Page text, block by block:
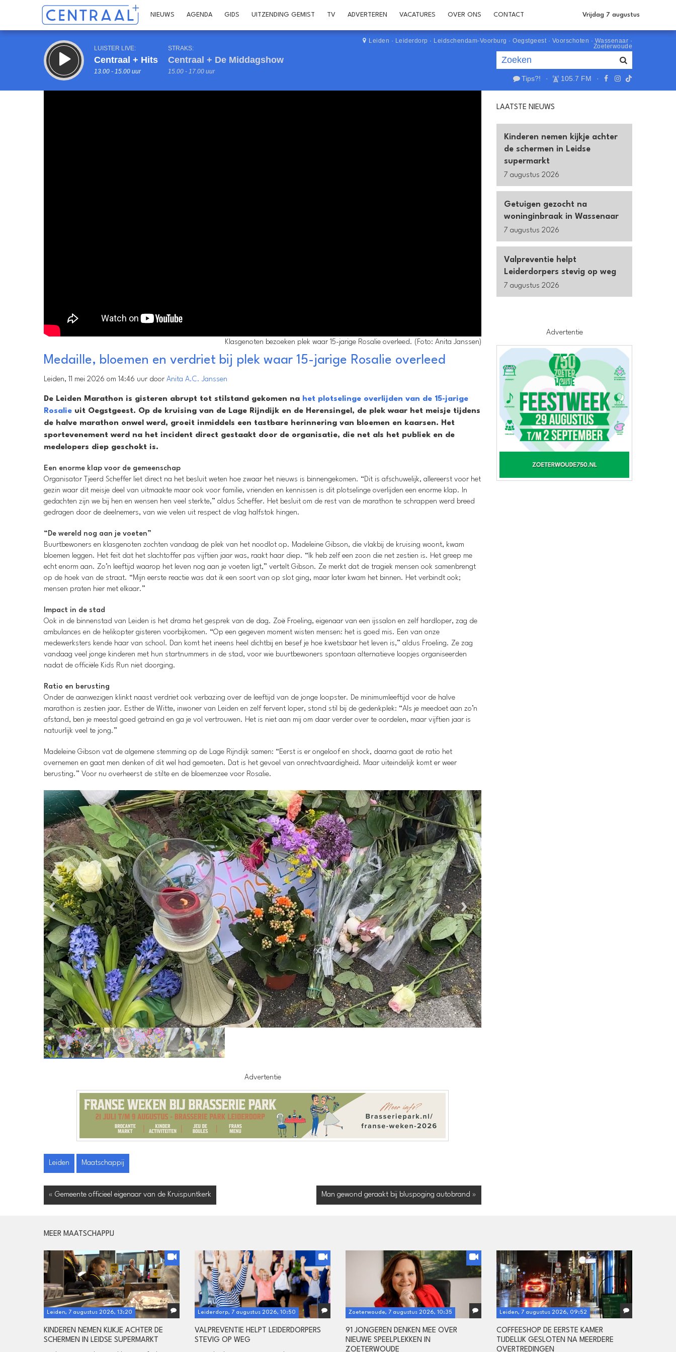
NIEUWS AGENDA GIDS UITZENDING GEMIST TV ADVERTEREN VACATURES OVER ONS CONTACT Vrijdag 7 augustus
LUISTER LIVE:
Centraal + Hits
13.00 - 15.00 uur
STRAKS:
Centraal + De Middagshow
15.00 - 17.00 uur
Leiden · Leiderdorp · Leidschendam-Voorburg · Oegstgeest· Voorschoten · Wassenaar ·
Zoeterwoude
Tips?! · 105.7 FM ·
Klasgenoten bezoeken plek waar 15-jarige Rosalie overleed. (Foto: Anita Janssen)
Medaille, bloemen en verdriet bij plek waar 15-jarige Rosalie overleed
Leiden, 11 mei 2026 om 14:46 uur door Anita A.C. Janssen
De Leiden Marathon is gisteren abrupt tot stilstand gekomen na het plotselinge overlijden van de 15-jarige
Rosalie uit Oegstgeest. Op de kruising van de Lage Rijndijk en de Herensingel, de plek waar het meisje tijdens
de halve marathon onwel werd, groeit inmiddels een tastbare herinnering van bloemen en kaarsen. Het
sportevenement werd na het incident direct gestaakt door de organisatie, die net als het publiek en de
medelopers diep geschokt is.
Een enorme klap voor de gemeenschap
Organisator Tjeerd Scheffer liet direct na het besluit weten hoe zwaar het nieuws is binnengekomen. “Dit is afschuwelijk, allereerst voor het
gezin waar dit meisje deel van uitmaakte maar ook voor familie, vrienden en kennissen is dit plotselinge overlijden een enorme klap. In
gedachten zijn we bij hen en wensen hen veel sterkte,” aldus Scheffer. Het besluit om de rest van de marathon te schrappen werd breed
gedragen door de deelnemers, van wie velen uit respect de vlag halfstok hingen.
“De wereld nog aan je voeten”
Buurtbewoners en klasgenoten zochten vandaag de plek van het noodlot op. Madeleine Gibson, die vlakbij de kruising woont, kwam
bloemen leggen. Het feit dat het slachtoffer pas vijftien jaar was, raakt haar diep. “Ik heb zelf een zoon die net zestien is. Het greep me
echt enorm aan. Zo’n leeftijd waarop het leven nog aan je voeten ligt,” vertelt Gibson. Ze merkt dat de tragiek mensen ook samenbrengt
op de hoek van de straat. “Mijn eerste reactie was dat ik een soort van op slot ging, maar later kwam het binnen. Het verbindt ook;
mensen praten hier met elkaar.”
Impact in de stad
Ook in de binnenstad van Leiden is het drama het gesprek van de dag. Zoë Froeling, eigenaar van een ijssalon en zelf hardloper, zag de
ambulances en de helikopter gisteren voorbijkomen. “Op een gegeven moment wisten mensen: het is goed mis. Een van onze
medewerksters kende haar van school. Dan komt het ineens heel dichtbij en besef je hoe kwetsbaar het leven is,” aldus Froeling. Ze zag
vandaag veel jonge kinderen met hun startnummers in de stad, voor wie buurtbewoners spontaan alternatieve loopjes organiseerden
nadat de officiële Kids Run niet doorging.
Ratio en berusting
Onder de aanwezigen klinkt naast verdriet ook verbazing over de leeftijd van de jonge loopster. De minimumleeftijd voor de halve
marathon is zestien jaar. Esther de Witte, inwoner van Leiden en zelf fervent loper, stond stil bij de gedenkplek: “Als je meedoet aan zo’n
afstand, ben je meestal goed getraind en ga je vol vertrouwen. Het is niet aan mij om daar verder over te oordelen, maar vijftien jaar is
natuurlijk veel te jong.”
Madeleine Gibson vat de algemene stemming op de Lage Rijndijk samen: “Eerst is er ongeloof en shock, daarna gaat de ratio het
overnemen en gaat men denken of dit wel had gemoeten. Dat is het gevoel van onrechtvaardigheid. Maar uiteindelijk komt er weer
berusting.” Voor nu overheerst de stilte en de bloemenzee voor Rosalie.
Advertentie
Leiden Maatschappij
« Gemeente officieel eigenaar van de Kruispuntkerk Man gewond geraakt bij bluspoging autobrand »
LAATSTE NIEUWS
Kinderen nemen kijkje achter
de schermen in Leidse
supermarkt
7 augustus 2026
Getuigen gezocht na
woninginbraak in Wassenaar
7 augustus 2026
Valpreventie helpt
Leiderdorpers stevig op weg
7 augustus 2026
Advertentie
MEER MAATSCHAPPIJ
Leiden, 7 augustus 2026, 13:20
KINDEREN NEMEN KIJKJE ACHTER DE
SCHERMEN IN LEIDSE SUPERMARKT
Leiderdorp, 7 augustus 2026, 10:50
VALPREVENTIE HELPT LEIDERDORPERS
STEVIG OP WEG
Zoeterwoude, 7 augustus 2026, 10:35
91 JONGEREN DENKEN MEE OVER
NIEUWE SPEELPLEKKEN IN
ZOETERWOUDE
Leiden, 7 augustus 2026, 09:52
COFFEESHOP DE EERSTE KAMER
TIJDELIJK GESLOTEN NA MEERDERE
OVERTREDINGEN